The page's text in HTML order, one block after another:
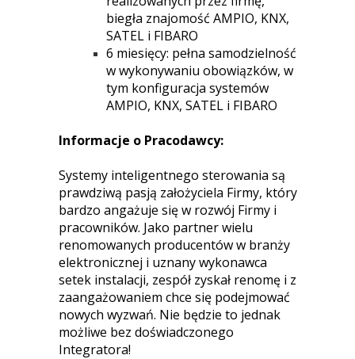
biegła znajomość AMPIO, KNX,
SATEL i FIBARO
6 miesięcy: pełna samodzielność
w wykonywaniu obowiązków, w
tym konfiguracja systemów
AMPIO, KNX, SATEL i FIBARO
Informacje o Pracodawcy:
Systemy inteligentnego sterowania są
prawdziwą pasją założyciela Firmy, który
bardzo angażuje się w rozwój Firmy i
pracowników. Jako partner wielu
renomowanych producentów w branży
elektronicznej i uznany wykonawca
setek instalacji, zespół zyskał renomę i z
zaangażowaniem chce się podejmować
nowych wyzwań. Nie będzie to jednak
możliwe bez doświadczonego
Integratora!